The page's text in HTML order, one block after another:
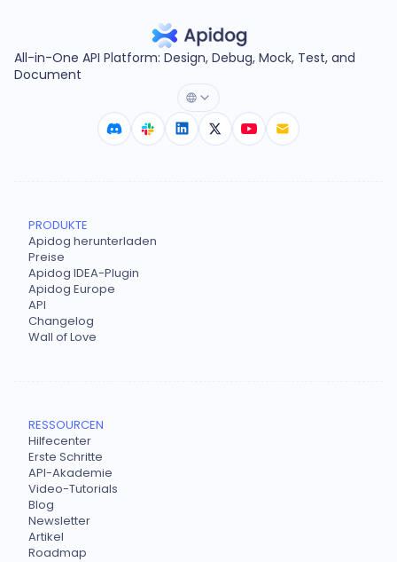
All-in-One API Platform: Design, Debug, Mock, Test, and
Document
PRODUKTE
Apidog herunterladen
Preise
Apidog IDEA-Plugin
Apidog Europe
API
Changelog
Wall of Love
RESSOURCEN
Hilfecenter
Erste Schritte
API-Akademie
Video-Tutorials
Blog
Newsletter
Artikel
Roadmap